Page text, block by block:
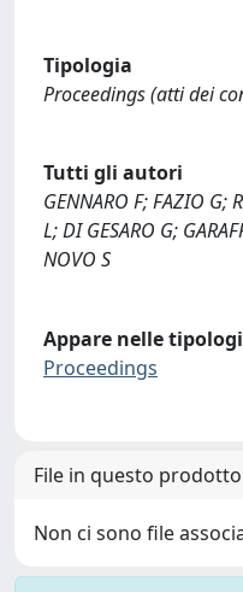
Tipologia
Proceedings (atti dei
Tutti gli autori
GENNARO F; FAZIO G;
L; DI GESARO G;
NOVO S
Appare nelle
Proceedings
File in questo
Non ci sono file